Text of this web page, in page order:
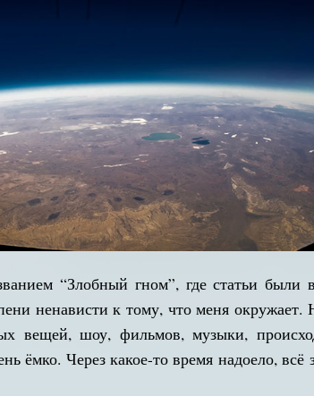
“Злобный гном”, где статьи были
ненависти к тому, что меня
вещей, шоу, фильмов, музыки,
ёмко. Через какое-то время надоело, всё